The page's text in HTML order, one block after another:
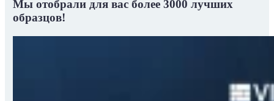
Мы отобрали для вас более 3000 лучших
образцов!